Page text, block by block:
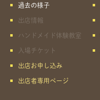
過去の様子
出店情報
ハンドメイド体験教室
入場チケット
出店お申し込み
出店者専用ページ